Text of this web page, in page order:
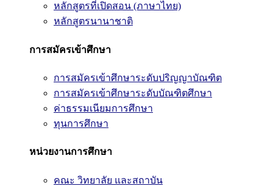
หลักสูตรที่เปิดสอน (ภาษาไทย)
หลักสูตรนานาชาติ
การสมัครเข้าศึกษา
การสมัครเข้าศึกษาระดับปริญญาบัณฑิต
การสมัครเข้าศึกษาระดับบัณฑิตศึกษา
ค่าธรรมเนียมการศึกษา
ทุนการศึกษา
หน่วยงานการศึกษา
คณะ วิทยาลัย และสถาบัน